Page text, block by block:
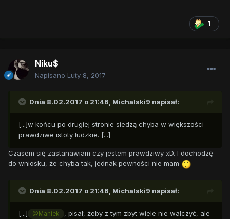
1
Niku$
Napisano Luty 8, 2017
Dnia 8.02.2017 o 21:46, Michalski9 napisał:
[...]w końcu po drugiej stronie siedzą chyba w większości
prawdziwe istoty ludzkie. [...]
Czasem się zastanawiam czy jestem prawdziwy xD. I dochodzę
do wniosku, że chyba tak, jednak pewności nie mam
Dnia 8.02.2017 o 21:46, Michalski9 napisał:
[...] @Maniek
, pisał, żeby z tym zbyt wiele nie walczyć, ale